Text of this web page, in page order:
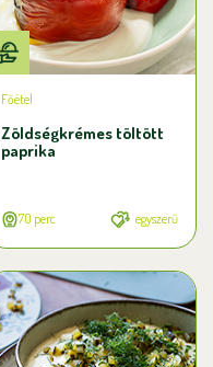
Főétel
Zöldségkrémes töltött
paprika
70 perc egyszerű